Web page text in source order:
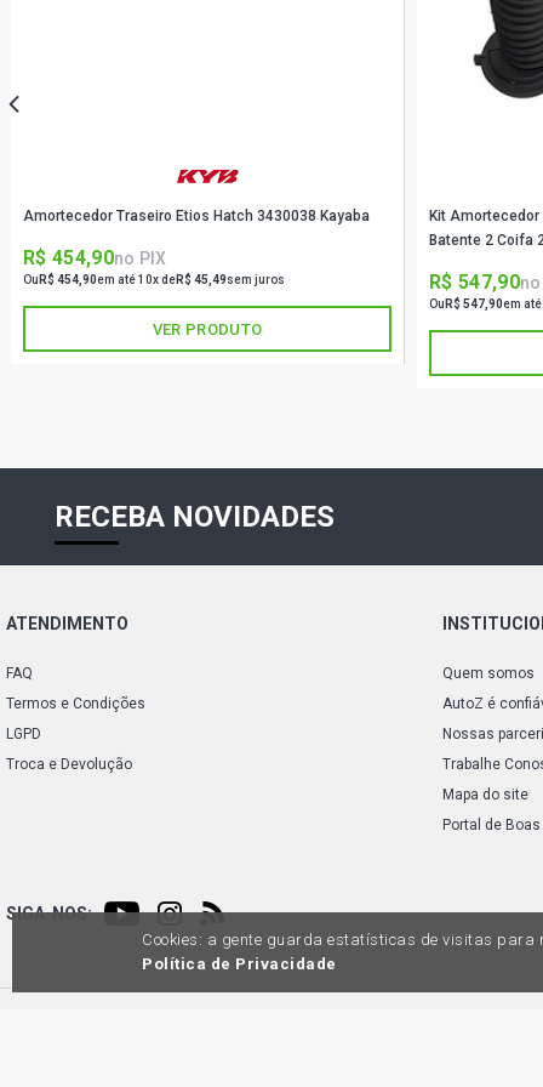
Amortecedor Traseiro Etios Hatch 3430038 Kayaba
R$ 454,90no PIX
Ou R$ 454,90em até 10x deR$ 45,49sem juros
VER PRODUTO
Kit
R$ 547,90no
Ou R$ 547,90em
RECEBA NOVIDADES
ATENDIMENTO
FAQ
Termos e Condições
LGPD
Troca e Devolução
Quem somos
AutoZ é
Nossas
Trabalhe
Mapa do site
Portal de
SIGA-NOS:
Cookies: a gente guarda estatísticas de visitas para
Política de Privacidade